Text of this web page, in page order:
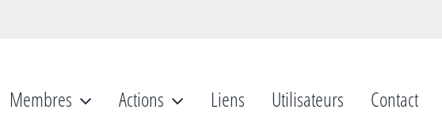
Membres Actions Liens Utilisateurs Contact